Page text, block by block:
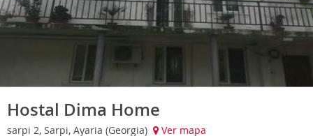
Hostal Dima Home
sarpi 2, Sarpi, Ayaria (Georgia) Ver mapa